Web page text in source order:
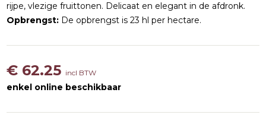
rijpe, vlezige fruittonen. Delicaat en elegant in de afdronk.
Opbrengst: De opbrengst is 23 hl per hectare.
€ 62.25 incl BTW
enkel online beschikbaar